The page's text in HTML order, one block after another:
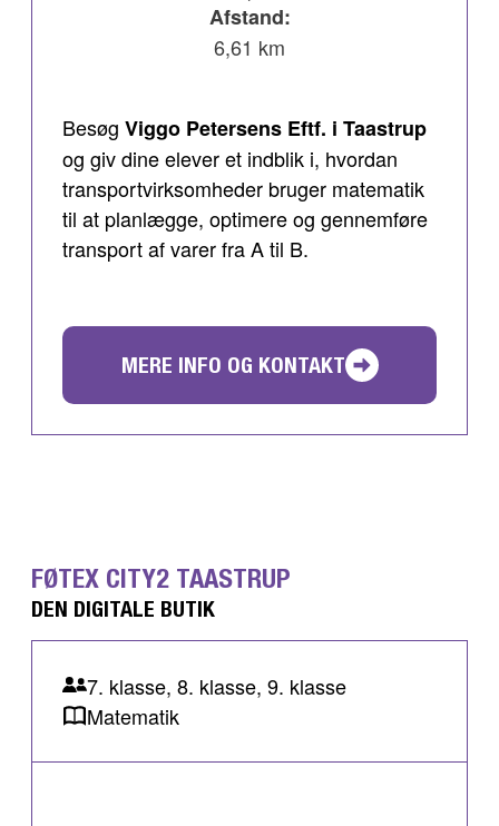
Afstand:
6,61 km
Besøg Viggo Petersens Eftf. i Taastrup
og giv dine elever et indblik i, hvordan
transportvirksomheder bruger matematik
til at planlægge, optimere og gennemføre
transport af varer fra A til B.
MERE INFO OG KONTAKT
FØTEX CITY2 TAASTRUP
DEN DIGITALE BUTIK
7. klasse, 8. klasse, 9. klasse
Matematik